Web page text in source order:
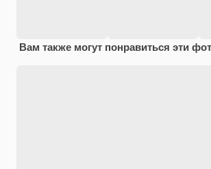
Вам также могут понравиться эти